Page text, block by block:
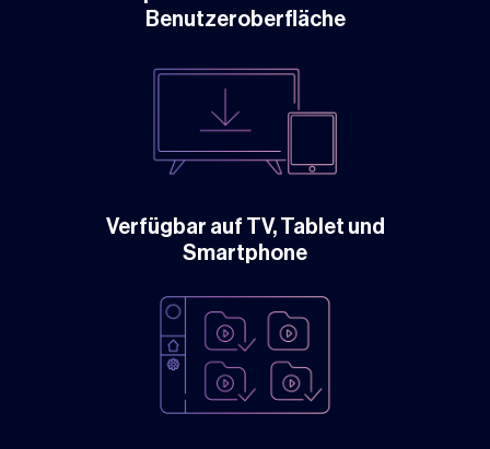
Benutzeroberfläche
Verfügbar auf TV, Tablet und
Smartphone